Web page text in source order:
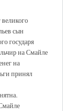
великого
сын
государя
на Смайле
на
принял